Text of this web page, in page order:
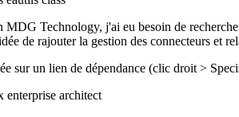
Technology, j'ai eu besoin de
de rajouter la gestion des connecteurs et
sur un lien de dépendance (clic droit >